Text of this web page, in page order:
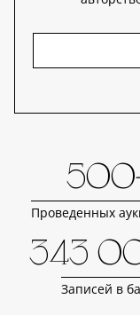
Проведенных
343
Записей в